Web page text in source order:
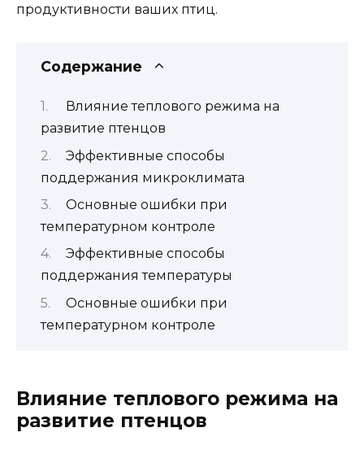
продуктивности ваших птиц.
Содержание
Влияние теплового режима на
развитие птенцов
Эффективные способы
поддержания микроклимата
Основные ошибки при
температурном контроле
Эффективные способы
поддержания температуры
Основные ошибки при
температурном контроле
Влияние теплового режима на
развитие птенцов